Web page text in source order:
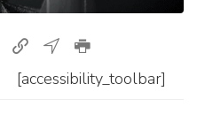
[accessibility_toolbar]